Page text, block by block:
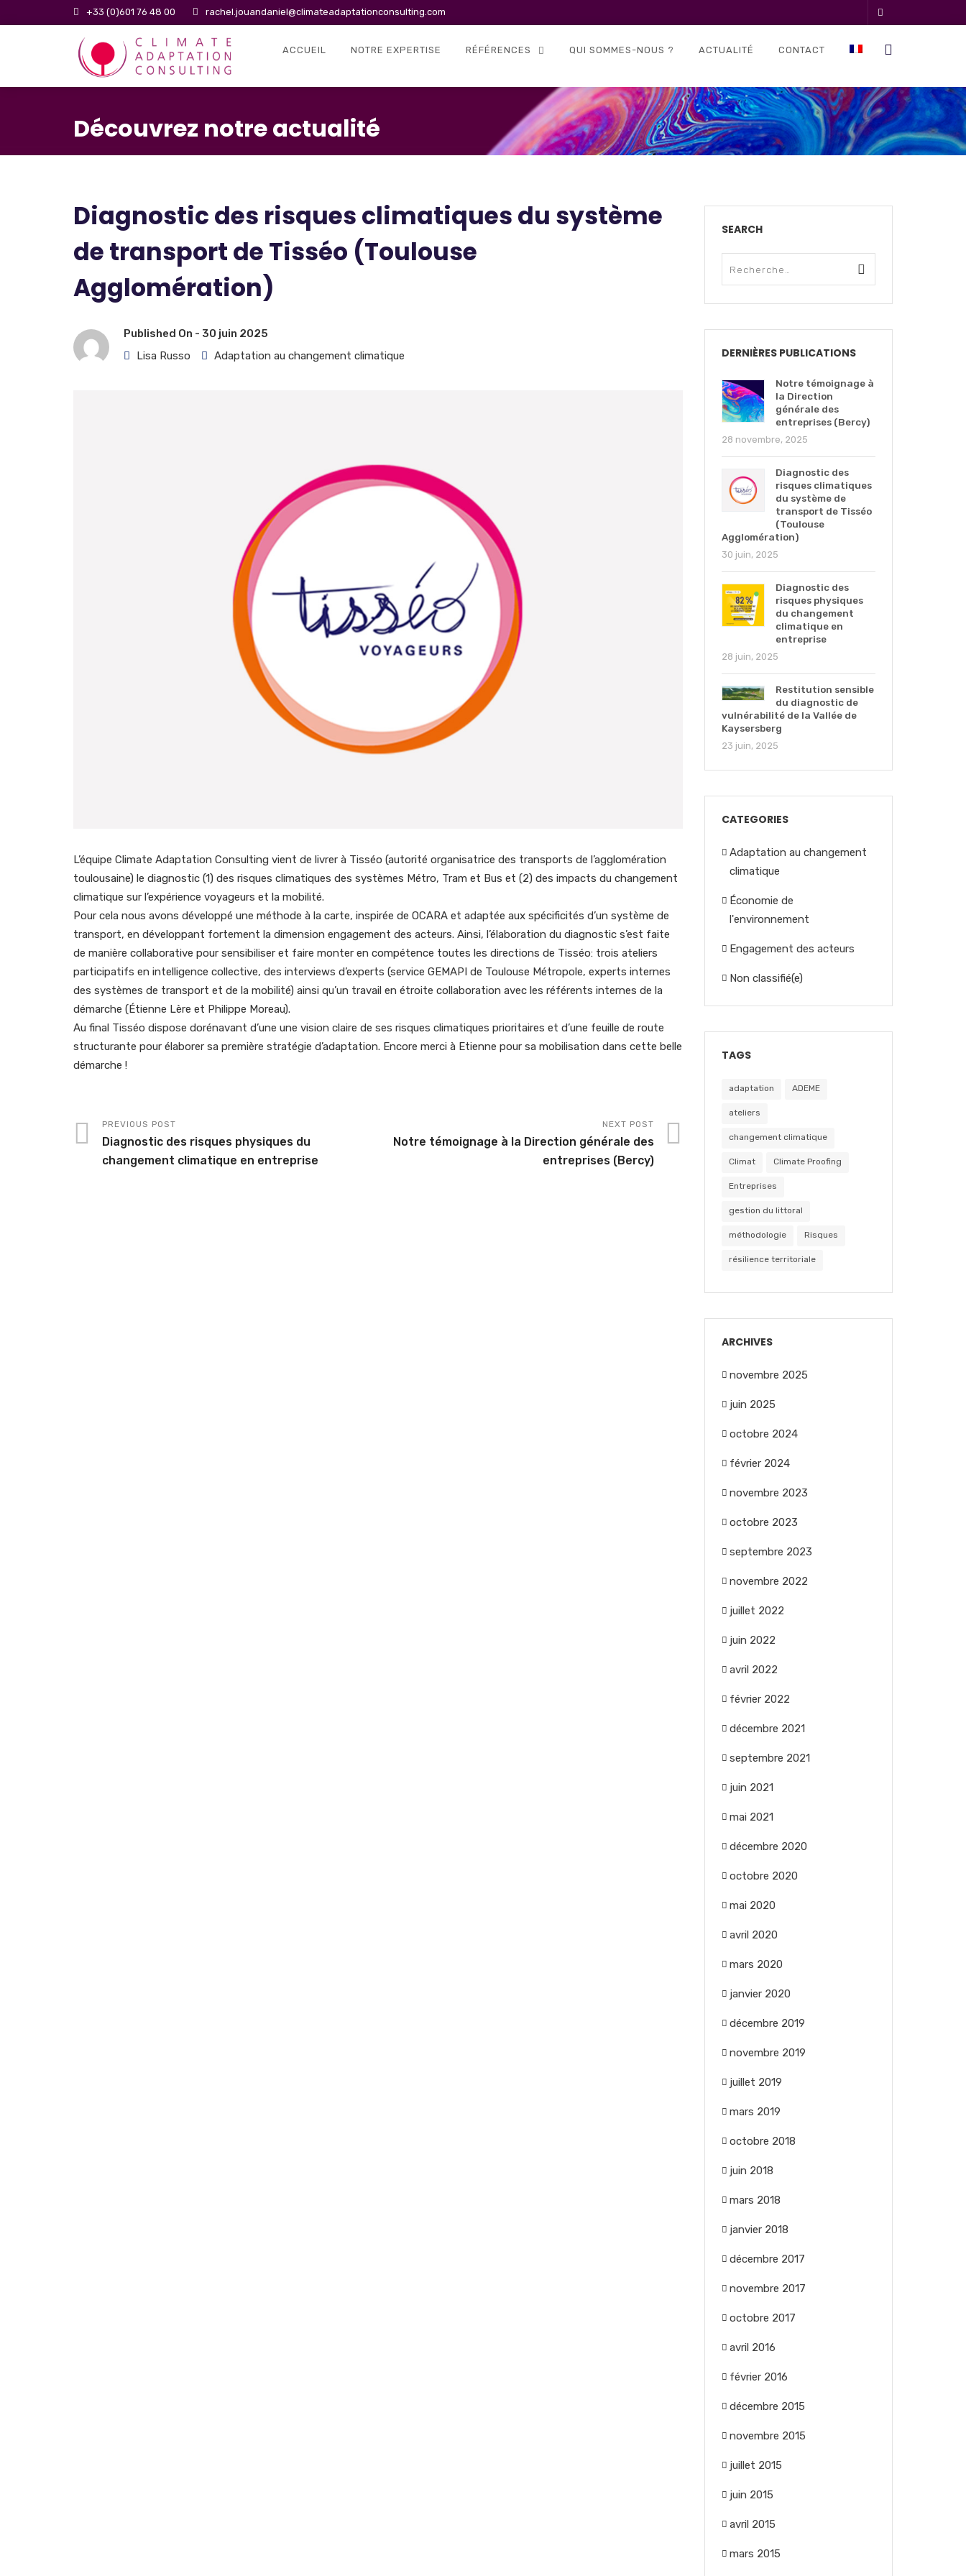
+33 (0)601 76 48 00 rachel.jouandaniel@climateadaptationconsulting.com
ACCUEIL NOTRE EXPERTISE RÉFÉRENCES QUI SOMMES-NOUS ? ACTUALITÉ CONTACT
Découvrez notre actualité
Diagnostic des risques climatiques du système
de transport de Tisséo (Toulouse
Agglomération)
Published On - 30 juin 2025
Lisa Russo
Adaptation au changement climatique
L’équipe Climate Adaptation Consulting vient de livrer à Tisséo (autorité organisatrice des transports de l’agglomération
toulousaine) le diagnostic (1) des risques climatiques des systèmes Métro, Tram et Bus et (2) des impacts du changement
climatique sur l’expérience voyageurs et la mobilité.
Pour cela nous avons développé une méthode à la carte, inspirée de OCARA et adaptée aux spécificités d’un système de
transport, en développant fortement la dimension engagement des acteurs. Ainsi, l’élaboration du diagnostic s’est faite
de manière collaborative pour sensibiliser et faire monter en compétence toutes les directions de Tisséo: trois ateliers
participatifs en intelligence collective, des interviews d’experts (service GEMAPI de Toulouse Métropole, experts internes
des systèmes de transport et de la mobilité) ainsi qu’un travail en étroite collaboration avec les référents internes de la
démarche (Étienne Lère et Philippe Moreau).
Au final Tisséo dispose dorénavant d’une une vision claire de ses risques climatiques prioritaires et d’une feuille de route
structurante pour élaborer sa première stratégie d’adaptation. Encore merci à Etienne pour sa mobilisation dans cette belle
démarche !
PREVIOUS POST
Diagnostic des risques physiques du
changement climatique en entreprise
NEXT POST
Notre témoignage à la Direction générale des
entreprises (Bercy)
SEARCH
DERNIÈRES PUBLICATIONS
Notre témoignage à
la Direction
générale des
entreprises (Bercy)
28 novembre, 2025
Diagnostic des
risques climatiques
du système de
transport de Tisséo
(Toulouse
Agglomération)
30 juin, 2025
Diagnostic des
risques physiques
du changement
climatique en
entreprise
28 juin, 2025
Restitution sensible
du diagnostic de
vulnérabilité de la Vallée de
Kaysersberg
23 juin, 2025
CATEGORIES
Adaptation au changement
climatique
Économie de
l'environnement
Engagement des acteurs
Non classifié(e)
TAGS
adaptation ADEME
ateliers
changement climatique
Climat Climate Proofing
Entreprises
gestion du littoral
méthodologie Risques
résilience territoriale
ARCHIVES
novembre 2025
juin 2025
octobre 2024
février 2024
novembre 2023
octobre 2023
septembre 2023
novembre 2022
juillet 2022
juin 2022
avril 2022
février 2022
décembre 2021
septembre 2021
juin 2021
mai 2021
décembre 2020
octobre 2020
mai 2020
avril 2020
mars 2020
janvier 2020
décembre 2019
novembre 2019
juillet 2019
mars 2019
octobre 2018
juin 2018
mars 2018
janvier 2018
décembre 2017
novembre 2017
octobre 2017
avril 2016
février 2016
décembre 2015
novembre 2015
juillet 2015
juin 2015
avril 2015
mars 2015